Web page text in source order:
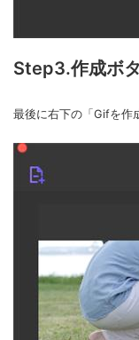
Step3.作成ボ
最後に右下の「Gifを作